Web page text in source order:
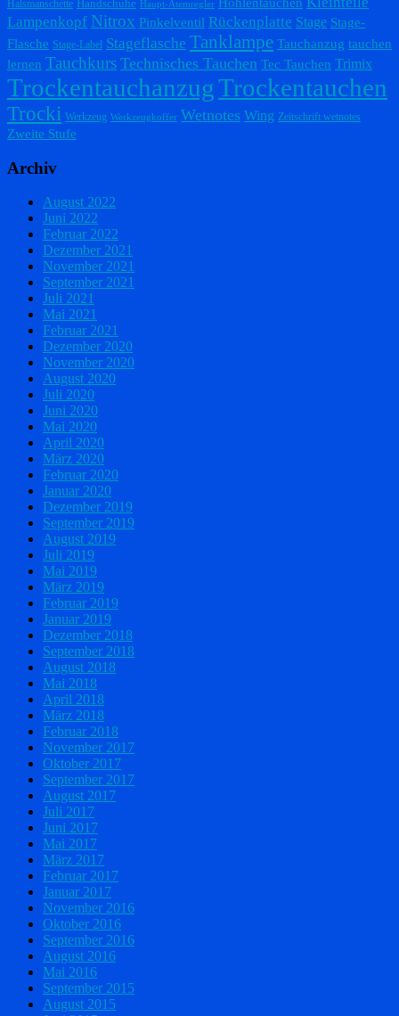
Halsmanschette Handschuhe Haupt-Atemregler
Lampenkopf Nitrox Pinkelventil Rückenplatte Stage Stage-
Flasche Stage-Label Stageflasche Tanklampe Tauchanzug tauchen
lernen Tauchkurs Technisches Tauchen Tec Tauchen Trimix
TrockentauchanzugTrockentauchen
Trocki Werkzeug Werkzeugkoffer Wetnotes Wing Zeitschrift wetnotes
Zweite Stufe
Archiv
August 2022
Juni 2022
Februar 2022
Dezember 2021
November 2021
September 2021
Juli 2021
Mai 2021
Februar 2021
Dezember 2020
November 2020
August 2020
Juli 2020
Juni 2020
Mai 2020
April 2020
März 2020
Februar 2020
Januar 2020
Dezember 2019
September 2019
August 2019
Juli 2019
Mai 2019
März 2019
Februar 2019
Januar 2019
Dezember 2018
September 2018
August 2018
Mai 2018
April 2018
März 2018
Februar 2018
November 2017
Oktober 2017
September 2017
August 2017
Juli 2017
Juni 2017
Mai 2017
März 2017
Februar 2017
Januar 2017
November 2016
Oktober 2016
September 2016
August 2016
Mai 2016
September 2015
August 2015